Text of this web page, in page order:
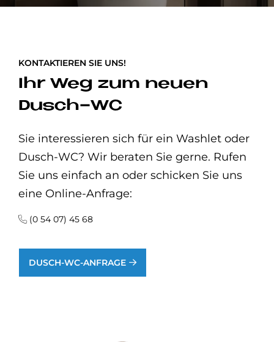
KONTAKTIEREN SIE UNS!
Ihr Weg zum neuen
Dusch-WC
Sie interessieren sich für ein Washlet oder
Dusch-WC? Wir beraten Sie gerne. Rufen
Sie uns einfach an oder schicken Sie uns
eine Online-Anfrage:
(0 54 07) 45 68
DUSCH-WC-ANFRAGE